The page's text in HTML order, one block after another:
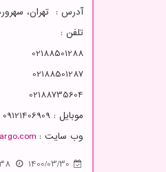
آدرس : تهران، سهروردی
تلفن :
02188501288
02188501287
02188735604
موبایل : 09121406909
وب سایت :
1400/03/30